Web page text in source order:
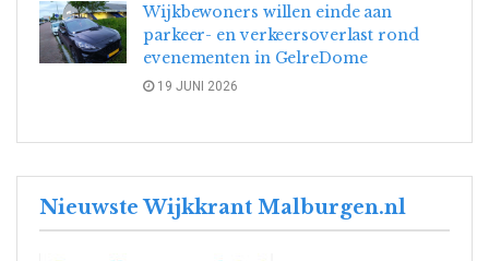
Wijkbewoners willen einde aan
parkeer- en verkeersoverlast rond
evenementen in GelreDome
19 JUNI 2026
Nieuwste Wijkkrant Malburgen.nl